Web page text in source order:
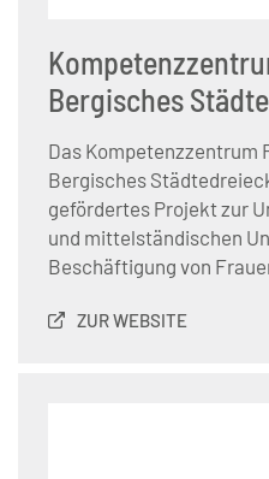
Bergisches
Das Kompetenzzentrum
Bergisches
gefördertes Projekt zur
und mittelständischen
Beschäftigung von
ZUR WEBSITE